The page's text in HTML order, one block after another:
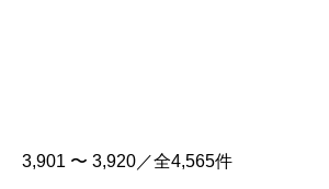
3,901 〜 3,920／全4,565件